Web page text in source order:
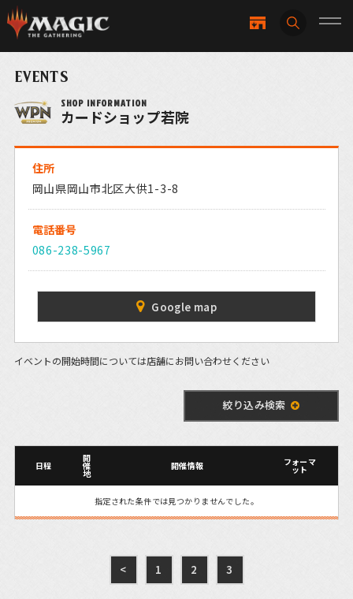
EVENTS
SHOP INFORMATION
カードショップ若院
住所
岡山県岡山市北区大供1-3-8
電話番号
086-238-5967
Google map
イベントの開始時間については店舗にお問い合わせください
絞り込み検索
日程
開
催
地
開催情報 フォーマ
ット
指定された条件では見つかりませんでした。
< 1 2 3